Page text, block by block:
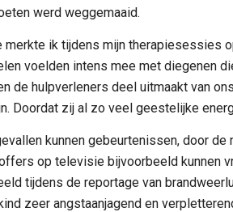
werd weggemaaid.
merkte ik tijdens mijn therapiesessies
voelden intens mee met diegenen
de hulpverleners deel uitmaakt van
Doordat zij al zo veel geestelijke
kunnen gebeurtenissen, door
op televisie bijvoorbeeld kunnen
tijdens de reportage van
zeer angstaanjagend en